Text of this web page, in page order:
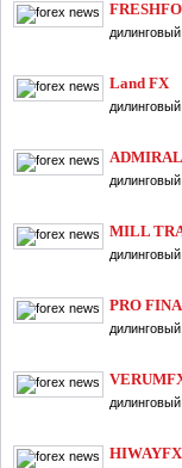
Land FX
MILL
PRO
HIWAYFX